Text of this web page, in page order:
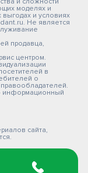
моделях и
и условиях
Не является
продавца,
центром.
в
о
информационный
сайта,